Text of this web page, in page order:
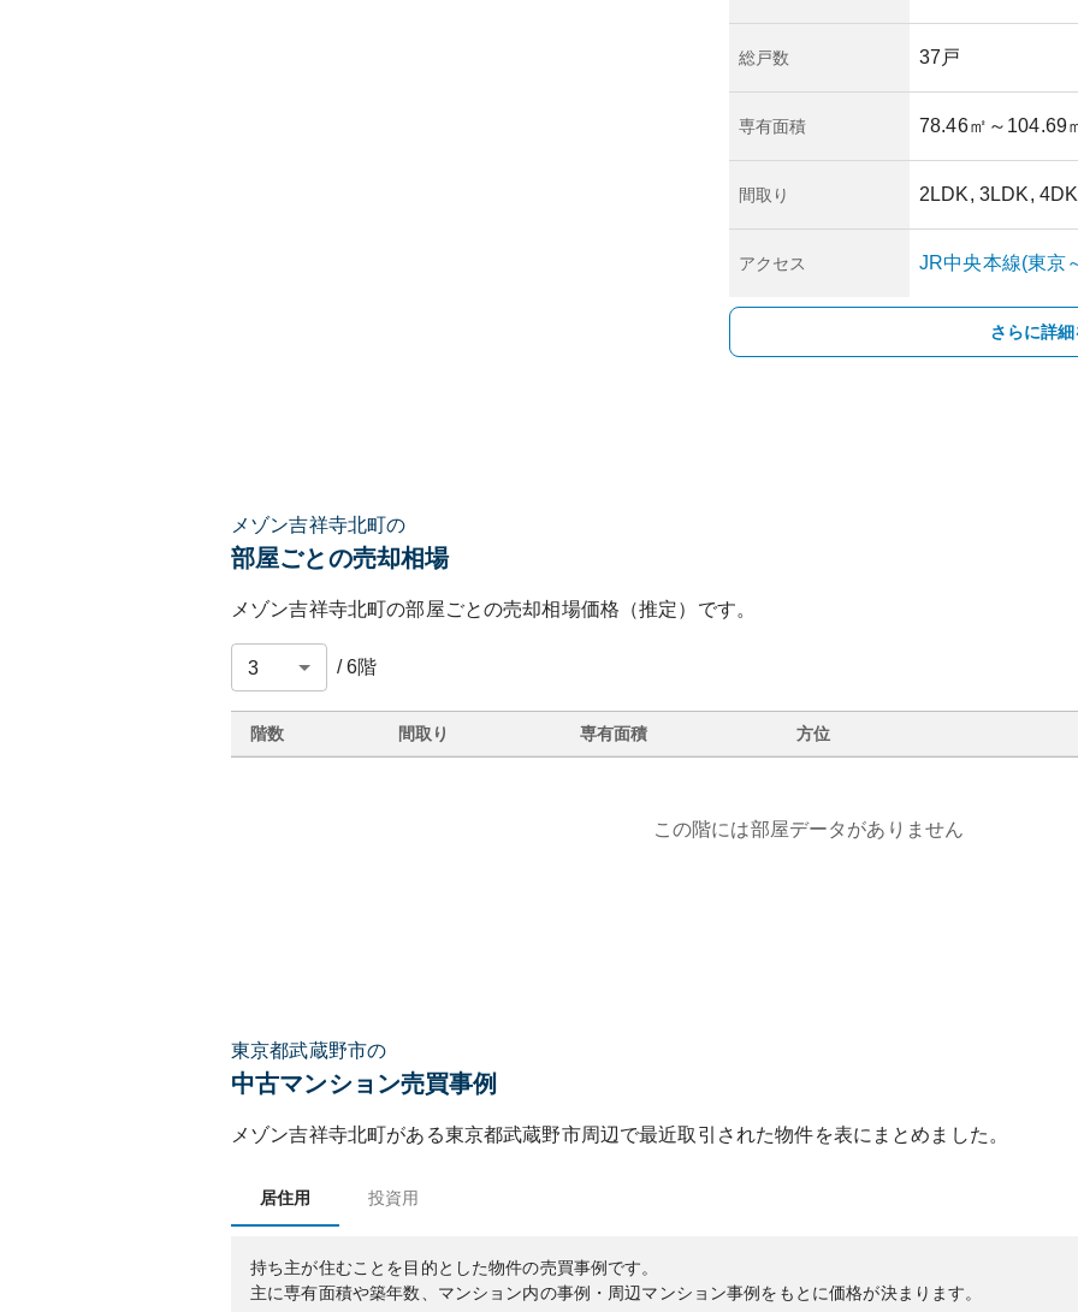
総戸数 37戸
専有面積 78.46㎡ ～104.69
間取り 2LDK, 3LDK,
アクセス JR中央本線(東京
さらに詳
メゾン吉祥寺北町の
部屋ごとの売却相場
メゾン吉祥寺北町の部屋ごとの売却相場価格（推定）です。
/6階
階数 間取り 専有面積 方位
この階には部屋データがありません
東京都武蔵野市の
中古マンション売買事例
メゾン吉祥寺北町がある東京都武蔵野市周辺で最近取引された物件を表にまとめました。
居住用 投資用
持ち主が住むことを目的とした物件の売買事例です。
主に専有面積や築年数、マンション内の事例・周辺マンション事例をもとに価格が決まります。